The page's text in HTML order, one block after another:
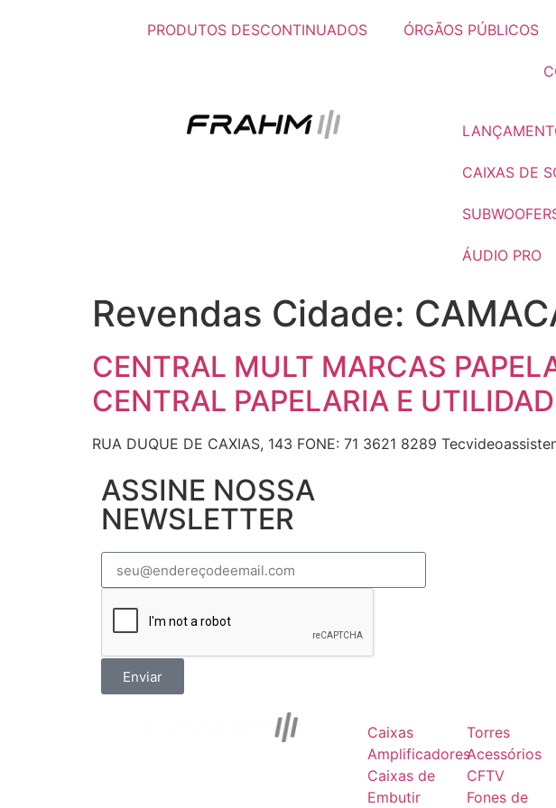
PRODUTOS DESCONTINUADOS ÓRGÃOS PÚBLICOS
CAIXAS DE
ÁUDIO PRO
Revendas Cidade:
CENTRAL MULT MARCAS
CENTRAL PAPELARIA E
RUA DUQUE DE CAXIAS, 143 FONE: 71 3621 8289
ASSINE NOSSA
NEWSLETTER
Enviar
Caixas
Amplificadores
Caixas de
Embutir
Torres
Acessórios
CFTV
Fones de